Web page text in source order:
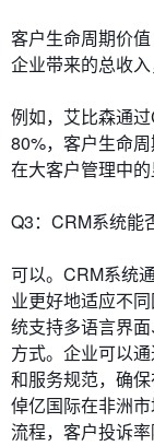
客户生命周期价
企业带来的总收入
例如，艾比森通
80%，客户生命
在大客户管理中的
Q3：CRM系统能
可以。CRM系统
业更好地适应不
统支持多语言界
方式。企业可以
和服务规范，确
倬亿国际在非洲
流程，客户投诉